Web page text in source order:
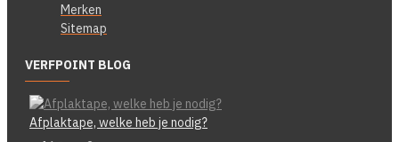
Merken
Sitemap
VERFPOINT BLOG
Afplaktape, welke heb je nodig?